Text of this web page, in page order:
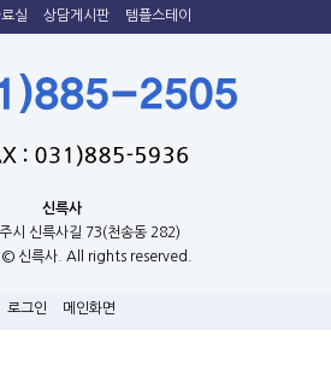
실 상담게시판 템플스테이
신륵사
시 신륵사길 73(천송동 282)
신륵사. All rights reserved.
로그인 메인화면